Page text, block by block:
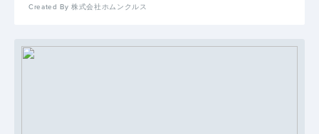
Created By 株式会社ホムンクルス